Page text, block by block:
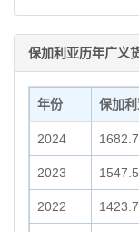
保加利亚历年广义
年份 保加
2024
2023
2022